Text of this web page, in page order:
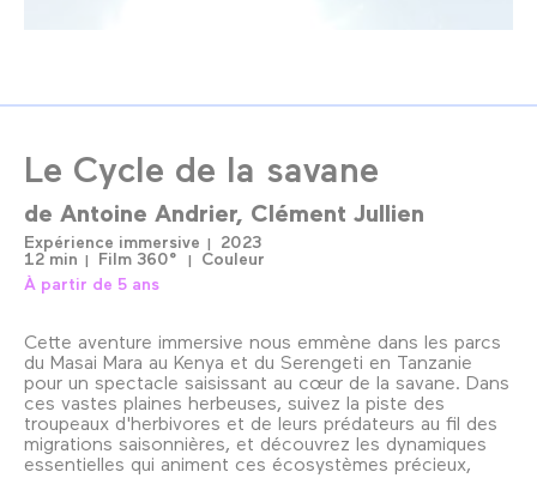
Le Cycle de la savane
de Antoine Andrier Clément Jullien
Expérience immersive
2023
12 min
Film 360°
Couleur
À partir de 5 ans
Cette aventure immersive nous emmène dans les parcs
du Masai Mara au Kenya et du Serengeti en Tanzanie
pour un spectacle saisissant au cœur de la savane. Dans
ces vastes plaines herbeuses, suivez la piste des
troupeaux d'herbivores et de leurs prédateurs au fil des
migrations saisonnières, et découvrez les dynamiques
essentielles qui animent ces écosystèmes précieux,